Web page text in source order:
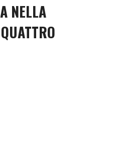
NELLA